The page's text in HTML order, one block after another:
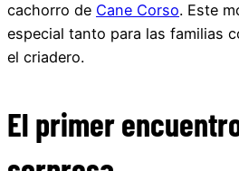
cachorro de Cane Corso. Este
especial tanto para las familias
el criadero.
El primer